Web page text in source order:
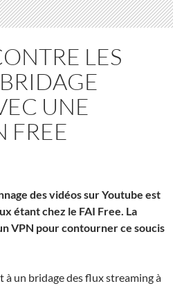
LES
UNE
FREE
des vidéos sur Youtube est
étant chez le FAI Free. La
VPN pour contourner ce soucis
à un bridage des flux streaming à